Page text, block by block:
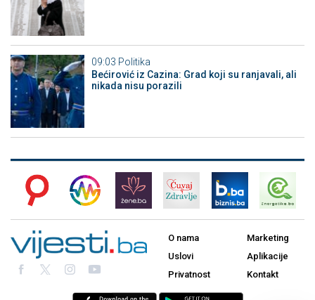
09:03 Politika
Bećirović iz Cazina: Grad koji su ranjavali, ali
nikada nisu porazili
O nama
Uslovi
Privatnost
Marketing
Aplikacije
Kontakt